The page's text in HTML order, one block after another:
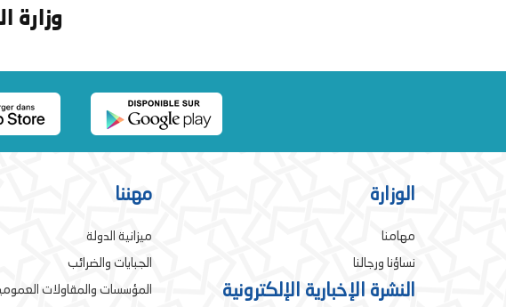
وزارة
مهننا
ميزانية الدولة
الجبايات والضرائب
المؤسسات والمقاولات
الوزارة
مهامنا
نساؤنا ورجالنا
النشرة الإخبارية الإلكترونية